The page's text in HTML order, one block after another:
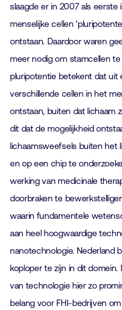
slaagde er in 2007 als eerste
menselijke cellen
ontstaan. Daardoor waren
meer nodig om stamcellen
pluripotentie betekent dat uit
verschillende cellen in het
ontstaan, buiten dat lichaam
dit dat de mogelijkheid
lichaamsweefsels buiten het
en op een chip te
werking van medicinale
doorbraken te
waarin fundamentele
aan heel hoogwaardige
nanotechnologie. Nederland
koploper te zijn in dit domein.
van technologie hier zo
belang voor FHI-bedrijven